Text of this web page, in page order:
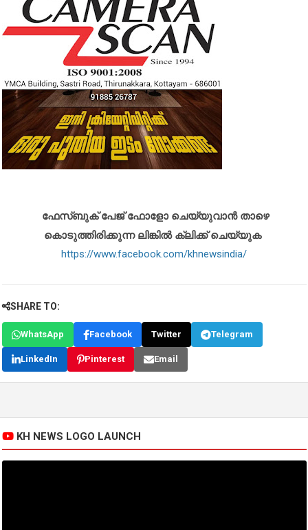
ഫേസ്ബുക് പേജ് ഫോളോ ചെയ്യുവാൻ താഴെ
കൊടുത്തിരിക്കുന്ന ലിങ്കിൽ ക്ലിക്ക് ചെയ്യുക
https://www.facebook.com/khnewsindia/
SHARE TO:
WhatsApp Facebook Twitter Telegram
LinkedIn Pinterest Email
KH NEWS LOGO LAUNCH